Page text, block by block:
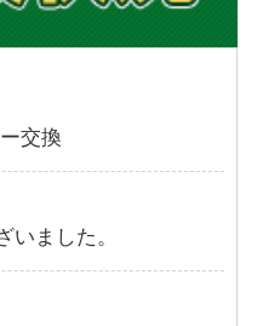
交換
ました。